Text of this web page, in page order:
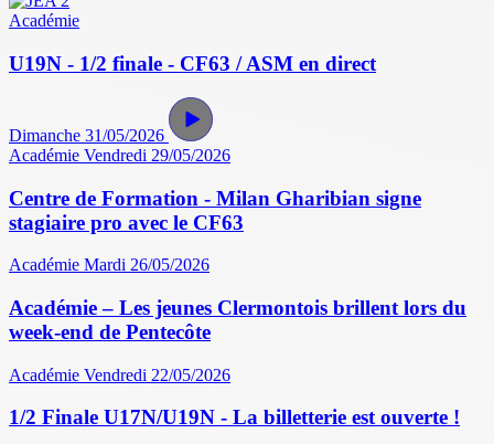
Académie
U19N - 1/2 finale - CF63 / ASM en direct
Dimanche 31/05/2026
Académie Vendredi 29/05/2026
Centre de Formation - Milan Gharibian signe
stagiaire pro avec le CF63
Académie Mardi 26/05/2026
Académie – Les jeunes Clermontois brillent lors du
week-end de Pentecôte
Académie Vendredi 22/05/2026
1/2 Finale U17N/U19N - La billetterie est ouverte !